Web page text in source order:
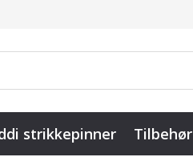
strikkepinner Tilbehør